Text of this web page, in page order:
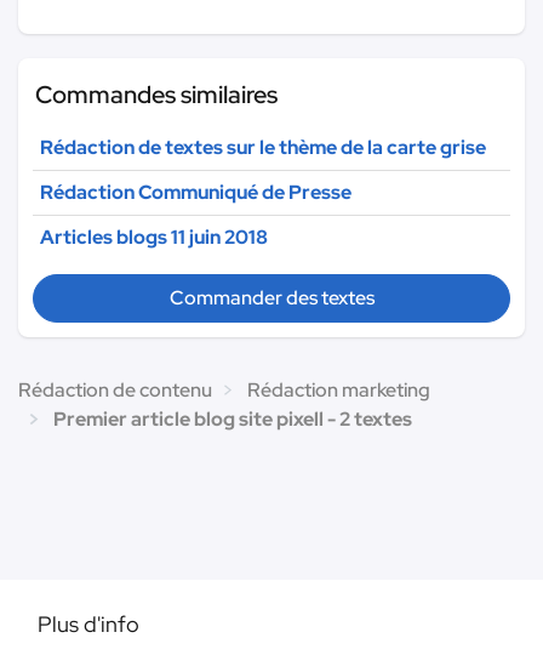
Commandes similaires
Rédaction de textes sur le thème de la carte grise
Rédaction Communiqué de Presse
Articles blogs 11 juin 2018
Commander des textes
Rédaction de contenu
Rédaction marketing
Premier article blog site pixell - 2 textes
Plus d'info